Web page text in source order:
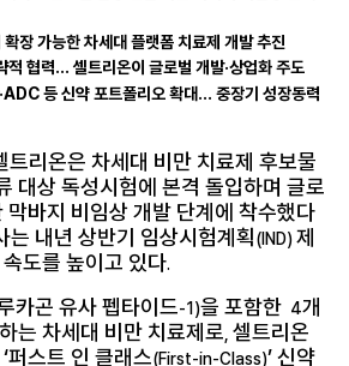
확장 가능한 차세대 플랫폼 치료제 개발 추진
적 협력… 셀트리온이 글로벌 개발·상업화 주도
ADC등 신약 포트폴리오 확대… 중장기 성장동력
트리온은 차세대 비만 치료제 후보물
대상 독성시험에 본격 돌입하며 글로
막바지 비임상 개발 단계에 착수했다
는 내년 상반기 임상시험계획(IND)제
도를 높이고 있다.
카곤 유사 펩타이드-1)을 포함한 4개
는 차세대 비만 치료제로 셀트리온
퍼스트 인 클래스(First-in-Class)’ 신약